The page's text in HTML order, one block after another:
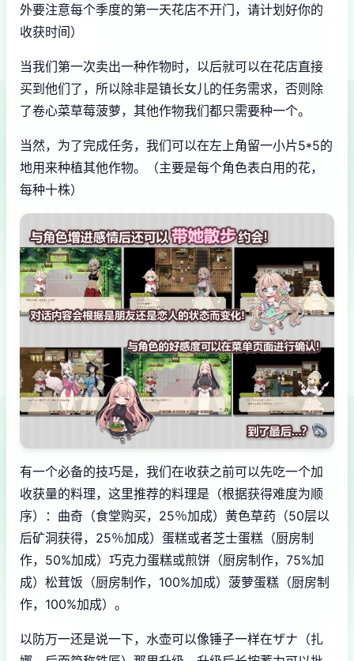
外要注意每个季度的第一天花店不开门，请计划好你的
收获时间）
当我们第一次卖出一种作物时，以后就可以在花店直接
买到他们了，所以除非是镇长女儿的任务需求，否则除
了卷心菜草莓菠萝，其他作物我们都只需要种一个。
当然，为了完成任务，我们可以在左上角留一小片5*5的
地用来种植其他作物。（主要是每个角色表白用的花，
每种十株）
有一个必备的技巧是，我们在收获之前可以先吃一个加
收获量的料理，这里推荐的料理是（根据获得难度为顺
序）：曲奇（食堂购买，25％加成）黄色草药（50层以
后矿洞获得，25％加成）蛋糕或者芝士蛋糕（厨房制
作，50%加成）巧克力蛋糕或煎饼（厨房制作，75%加
成）松茸饭（厨房制作，100%加成）菠萝蛋糕（厨房制
作，100%加成）。
以防万一还是说一下，水壶可以像锤子一样在ザナ（扎